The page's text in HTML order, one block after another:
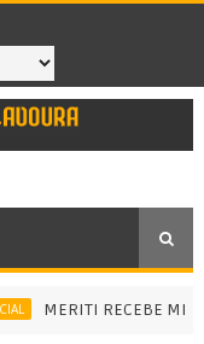
MERITI RECEBE